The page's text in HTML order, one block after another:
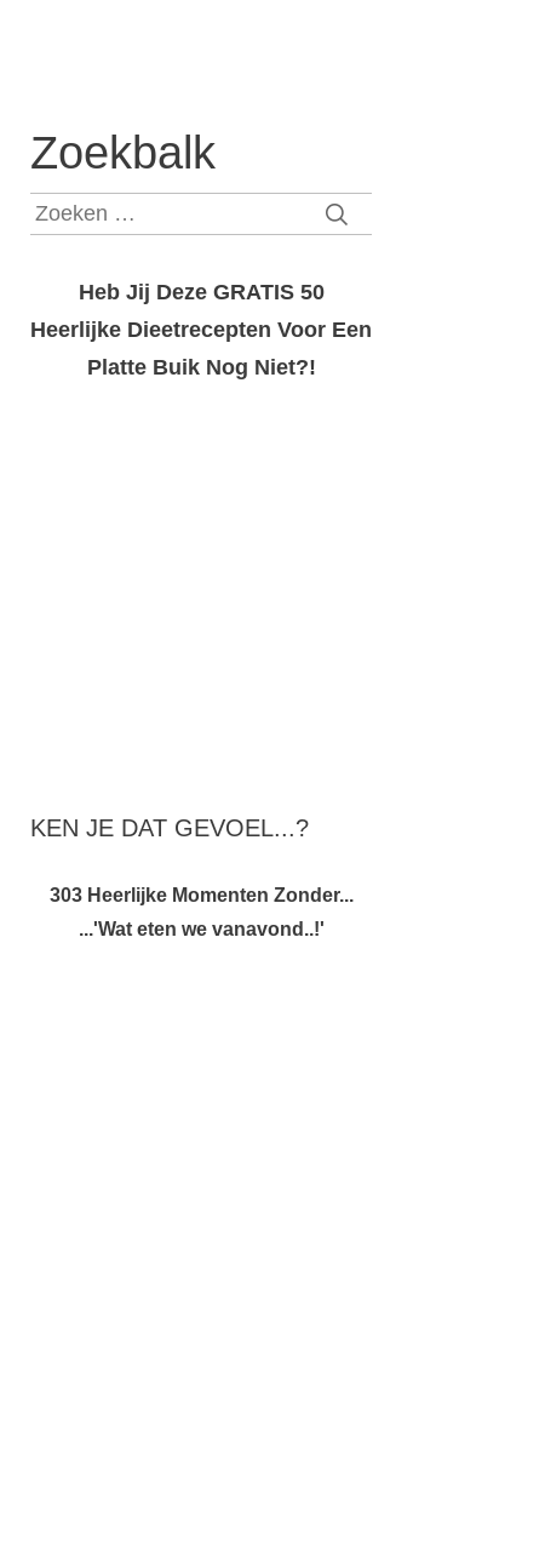
Zoekbalk
Zoeken
Heb Jij Deze GRATIS 50
Heerlijke Dieetrecepten Voor Een
Platte Buik Nog Niet?!
KEN JE DAT GEVOEL...?
303 Heerlijke Momenten Zonder...
...'Wat eten we vanavond..!'